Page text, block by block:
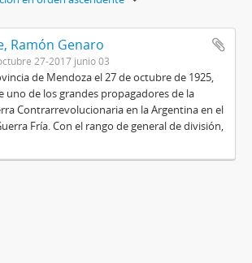
Ramón Genaro
27-2017 junio 03
de Mendoza el 27 de octubre de 1925,
uno de los grandes propagadores de la
Contrarrevolucionaria en la Argentina en el
Fría. Con el rango de general de división,